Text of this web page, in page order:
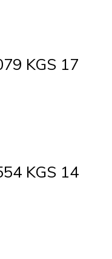
KGS 17
KGS 14